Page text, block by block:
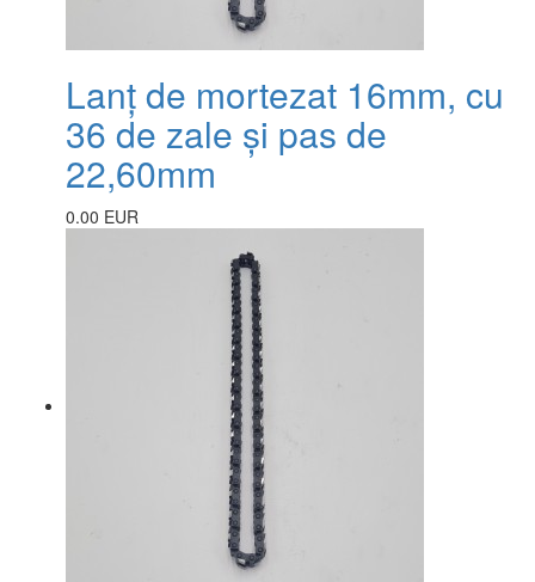
Lanț de mortezat 16mm, cu
36 de zale și pas de
22,60mm
0.00 EUR